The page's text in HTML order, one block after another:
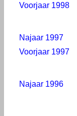
Voorjaar 1998
Najaar 1997
Voorjaar 1997
Najaar 1996